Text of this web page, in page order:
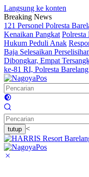
Langsung ke konten
Breaking News
121 Personel Polresta
Kenaikan Pangkat Polresta
Hukum Peduli Anak
Baja Selesaikan
Dibongkar, Empat
ke-81 RI, Polresta
tutup <